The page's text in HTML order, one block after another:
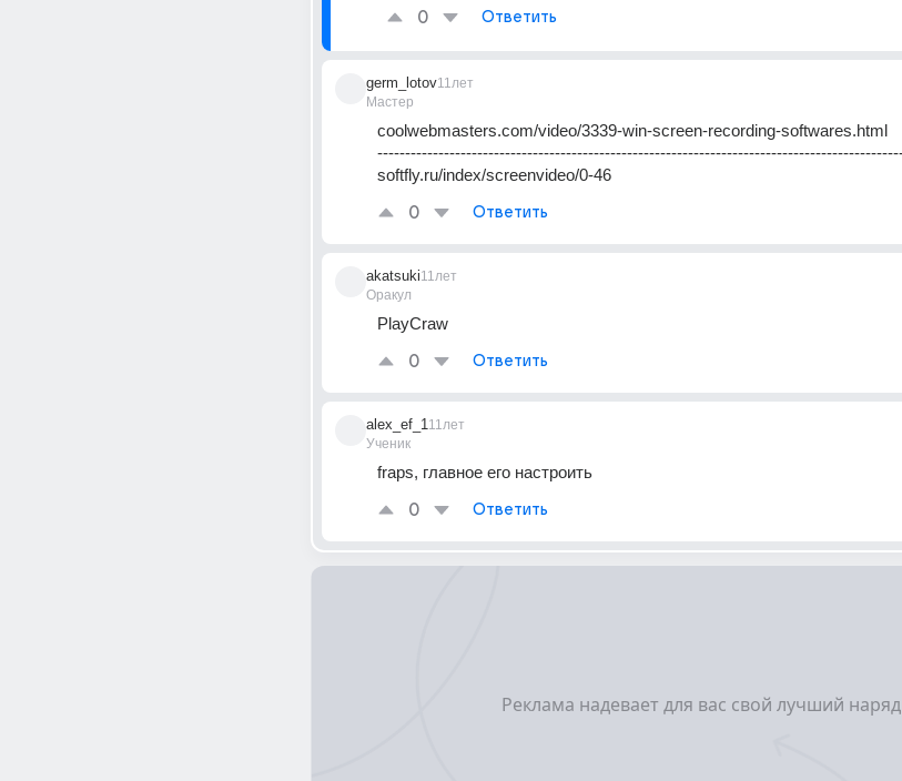
0 Ответить
germ_lotov
Мастер
11лет
coolwebmasters.com/video/3339-win-screen-recording-softwares.html
softfly.ru/index/screenvideo/0-46
0 Ответить
akatsuki
Оракул
11лет
PlayCraw
0 Ответить
alex_ef_1
Ученик
11лет
fraps, главное его настроить
0 Ответить